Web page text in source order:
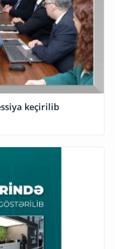
keçirilib